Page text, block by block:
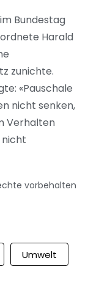
Bundestag
Harald
zunichte.
«Pauschale
nicht senken,
Verhalten
nicht
vorbehalten
Umwelt